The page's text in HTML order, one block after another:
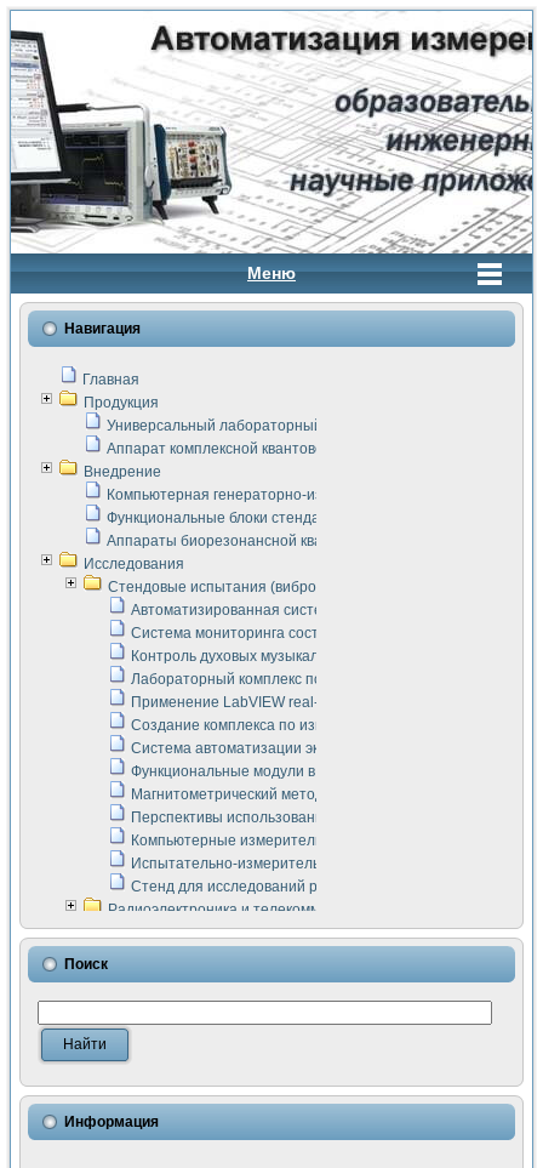
Меню
Навигация
Главная
Продукция
Универсальный лабораторный стенд "Сигнал-USB"
Аппарат комплексной квантовой терапии Интроскан
Внедрение
Компьютерная генераторно-измерительная система
Функциональные блоки стенда "Сигнал-USB"
Аппараты биорезонансной квантовой терапии серии СКАН
Исследования
Стендовые испытания (виброакустика, тензометрия и т.п.)
Автоматизированная система измерения параметров
Система мониторинга состояния тяговых
Контроль духовых музыкальных инструментов
Лабораторный комплекс по исследованию элементной
Применение LabVIEW real-time module для
Создание комплекса по измерению скорости подвижного
Система автоматизации экспериментальных
Функциональные модули в стандарте Nl SCXI для
Магнитометрический метод в дефектоскопии сварных
Перспективы использования машинного зрения в
Компьютерные измерительные системы для
Испытательно-измерительный комплекс аппаратуры для
Стенд для исследований рабочих процессов ДВС в
Радиоэлектроника и телекоммуникации
LabVIEW в расчетах радиолиний систем передачи данных
Аппаратно-программный комплекс для исследования
Виртуальный лабораторный стенд для исследования
Измерение шумовых параметров операционных
Измерительный преобразователь на основе цифровой
Использование NI LabVIEW для математического
Исследовние возможности создания измерителя ВАХ
Математическое моделирование генератора сигналов -
Поиск
Информация